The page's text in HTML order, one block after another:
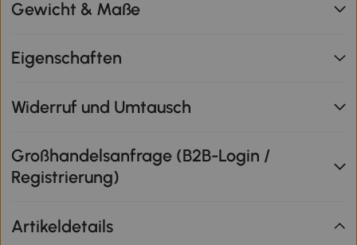
Gewicht & Maße
Eigenschaften
Widerruf und Umtausch
Großhandelsanfrage (B2B-Login /
Registrierung)
Artikeldetails